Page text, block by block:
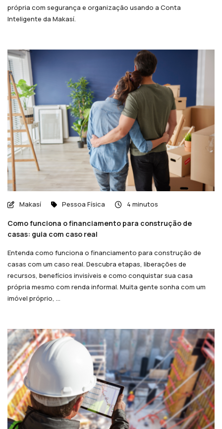
própria com segurança e organização usando a Conta
Inteligente da Makasí.
Makasí Pessoa Física 4 minutos
Como funciona o financiamento para construção de
casas: guia com caso real
Entenda como funciona o financiamento para construção de
casas com um caso real. Descubra etapas, liberações de
recursos, benefícios invisíveis e como conquistar sua casa
própria mesmo com renda informal. Muita gente sonha com um
imóvel próprio, ...